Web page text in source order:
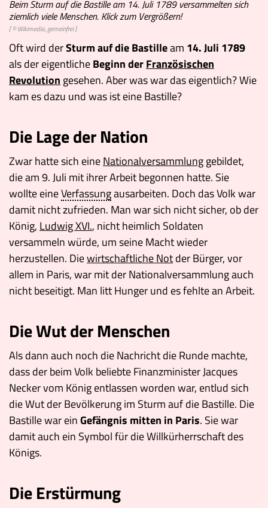
Beim Sturm auf die Bastille am 14. Juli 1789 versammelten sich
ziemlich viele Menschen. Klick zum Vergrößern!
[ © Wikimedia, gemeinfrei ]
Oft wird derSturm auf die Bastilleam 14. Juli 1789
als der eigentlicheBeginn derFranzösischen
Revolution gesehen. Aber was war das eigentlich? Wie
kam es dazu und was ist eine Bastille?
Die Lage der Nation
Zwar hatte sich eineNationalversammlunggebildet,
die am 9. Juli mit ihrer Arbeit begonnen hatte. Sie
wollte eineVerfassungausarbeiten. Doch das Volk war
damit nicht zufrieden. Man war sich nicht sicher, ob der
König, Ludwig XVI., nicht heimlich Soldaten
versammeln würde, um seine Macht wieder
herzustellen. Diewirtschaftliche Notder Bürger, vor
allem in Paris, war mit der Nationalversammlung auch
nicht beseitigt. Man litt Hunger und es fehlte an Arbeit.
Die Wut der Menschen
Als dann auch noch die Nachricht die Runde machte,
dass der beim Volk beliebte Finanzminister Jacques
Necker vom König entlassen worden war, entlud sich
die Wut der Bevölkerung im Sturm auf die Bastille. Die
Bastille war einGefängnis mitten in Paris. Sie war
damit auch ein Symbol für die Willkürherrschaft des
Königs.
Die Erstürmung